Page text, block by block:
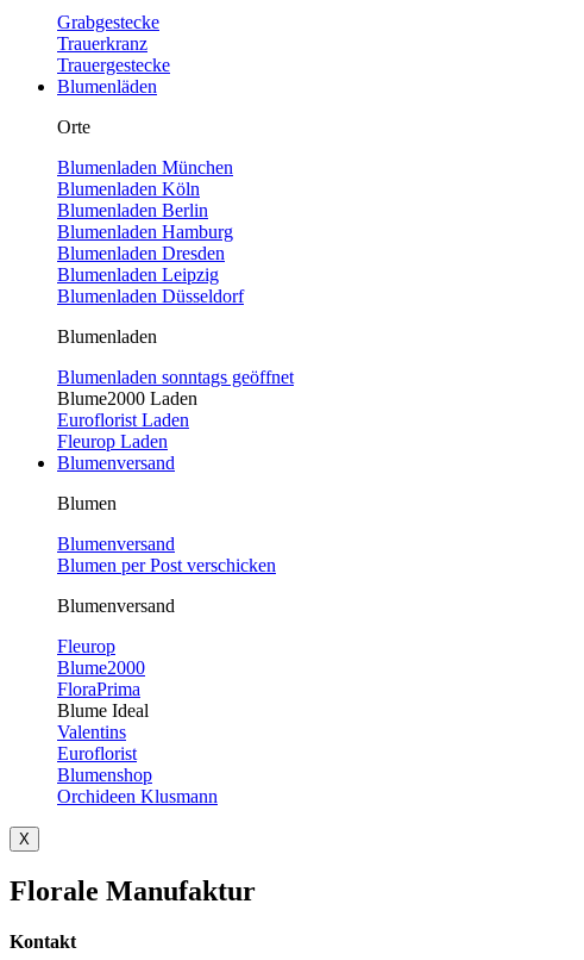
Grabgestecke
Trauerkranz
Trauergestecke
Blumenläden
Orte
Blumenladen München
Blumenladen Köln
Blumenladen Berlin
Blumenladen Hamburg
Blumenladen Dresden
Blumenladen Leipzig
Blumenladen Düsseldorf
Blumenladen
Blumenladen sonntags geöffnet
Blume2000 Laden
Euroflorist Laden
Fleurop Laden
Blumenversand
Blumen
Blumenversand
Blumen per Post verschicken
Blumenversand
Fleurop
Blume2000
FloraPrima
Blume Ideal
Valentins
Euroflorist
Blumenshop
Orchideen Klusmann
X
Florale Manufaktur
Kontakt